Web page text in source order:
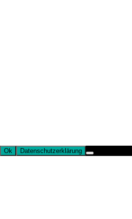
Ok Datenschutzerklärung